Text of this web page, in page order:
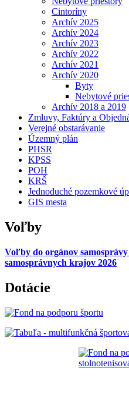
Cintoríny
Archív 2025
Archív 2024
Archív 2023
Archív 2022
Archív 2021
Archív 2020
Byty
Nebytové
Archív 2018 a 2019
Zmluvy, Faktúry a
Verejné obstarávanie
Územný plán
PHSR
KPSS
POH
KRŠ
Jednoduché pozemkové
GIS mesta
Voľby
Voľby do orgánov
samosprávnych krajov 2026
Dotácie